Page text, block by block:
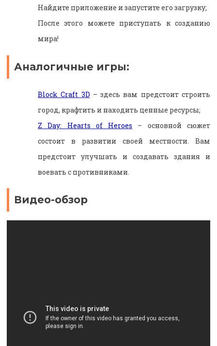
Найдите приложение и запустите его загрузку;
После этого можете приступать к созданию
мира!
Аналогичные игры:
Block Craft 3D – здесь вам предстоит строить
город, крафтить и находить ценные ресурсы;
Z Day: Hearts of Heroes – основной сюжет
состоит в развитии своей местности. Вам
предстоит улучшать и создавать здания и
воевать с противниками.
Видео-обзор